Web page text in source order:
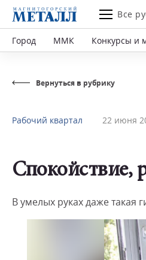
Все
Город ММК Конкурсы и
Вернуться в рубрику
Рабочий квартал 22 июня
Спокойствие,
В умелых руках даже такая